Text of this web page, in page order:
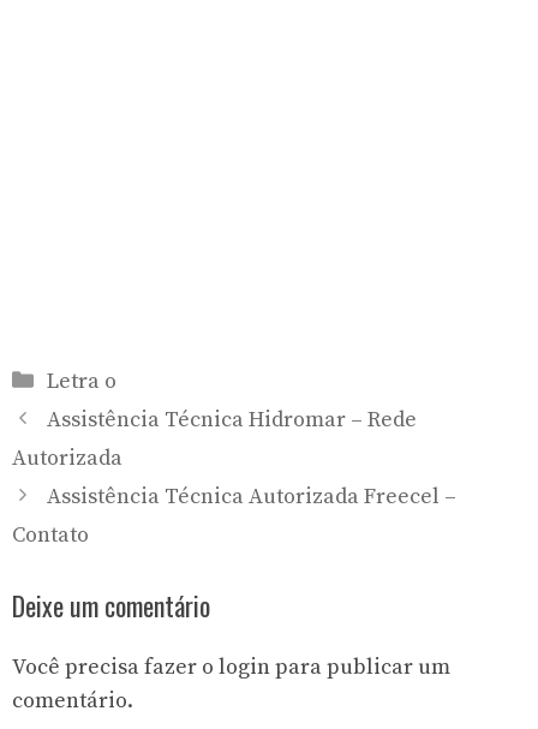
Categorias
Letra o
Assistência Técnica Hidromar – Rede
Autorizada
Assistência Técnica Autorizada Freecel –
Contato
Deixe um comentário
Você precisa fazer o loginpara publicar um
comentário.